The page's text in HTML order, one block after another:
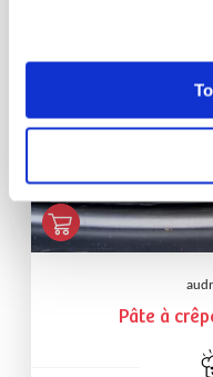
Pâte à